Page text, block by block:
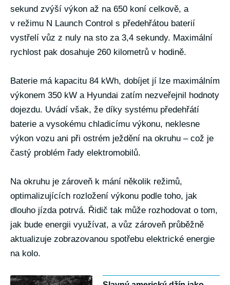
sekund zvýší výkon až na 650 koní celkově, a
v režimu N Launch Control s předehřátou baterií
vystřelí vůz z nuly na sto za 3,4 sekundy. Maximální
rychlost pak dosahuje 260 kilometrů v hodině.
Baterie má kapacitu 84 kWh, dobíjet jí lze maximálním
výkonem 350 kW a Hyundai zatím nezveřejnil hodnoty
dojezdu. Uvádí však, že díky systému předehřátí
baterie a vysokému chladicímu výkonu, neklesne
výkon vozu ani při ostrém ježdění na okruhu – což je
častý problém řady elektromobilů.
Na okruhu je zároveň k mání několik režimů,
optimalizujících rozložení výkonu podle toho, jak
dlouho jízda potrvá. Řidič tak může rozhodovat o tom,
jak bude energii využívat, a vůz zároveň průběžně
aktualizuje zobrazovanou spotřebu elektrické energie
na kolo.